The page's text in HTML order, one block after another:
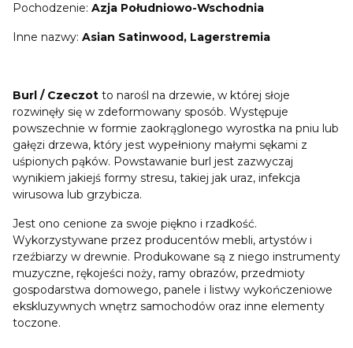
Pochodzenie: Azja Południowo-Wschodnia
Inne nazwy: Asian Satinwood, Lagerstremia
Burl / Czeczot to narośl na drzewie, w której słoje
rozwinęły się w zdeformowany sposób. Występuje
powszechnie w formie zaokrąglonego wyrostka na pniu lub
gałęzi drzewa, który jest wypełniony małymi sękami z
uśpionych pąków. Powstawanie burl jest zazwyczaj
wynikiem jakiejś formy stresu, takiej jak uraz, infekcja
wirusowa lub grzybicza.
Jest ono cenione za swoje piękno i rzadkość.
Wykorzystywane przez producentów mebli, artystów i
rzeźbiarzy w drewnie. Produkowane są z niego instrumenty
muzyczne, rękojeści noży, ramy obrazów, przedmioty
gospodarstwa domowego, panele i listwy wykończeniowe
ekskluzywnych wnętrz samochodów oraz inne elementy
toczone.